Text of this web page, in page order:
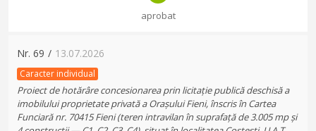
aprobat
Nr. 69 / 13.07.2026
Caracter individual
Proiect de hotărâre concesionarea prin licitație publică deschisă a
imobilului proprietate privată a Orașului Fieni, înscris în Cartea
Funciară nr. 70415 Fieni (teren intravilan în suprafață de 3.005 mp și